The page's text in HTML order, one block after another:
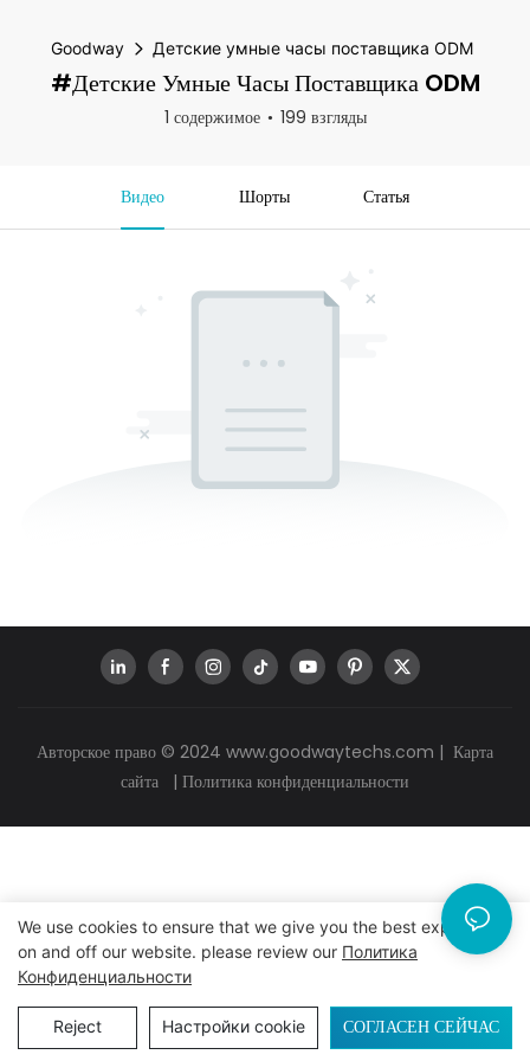
Goodway Детские умные часы поставщика ODM
#Детские Умные Часы Поставщика ODM
1 содержимое 199 взгляды
Видео Шорты Статья
Авторское право © 2024 www.goodwaytechs.com | Карта
сайта
| Политика конфиденциальности
We use cookies to ensure that we give you the best experience
on and off our website. please review our Политика
Конфиденциальности
Reject Настройки cookie СОГЛАСЕН СЕЙЧАС